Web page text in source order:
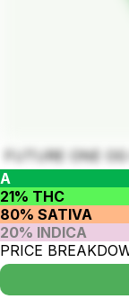
FUTURE ONE
A
21% THC
80% SATIVA
20% INDICA
PRICE